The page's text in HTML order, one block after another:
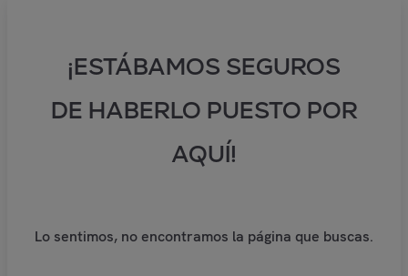
¡ESTÁBAMOS SEGUROS
DE HABERLO PUESTO POR
AQUÍ!
Lo sentimos, no encontramos la página que buscas.